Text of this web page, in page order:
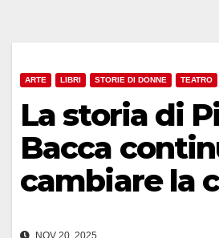
ARTE LIBRI STORIE DI DONNE TEATRO
La storia di
Bacca
cambiare la